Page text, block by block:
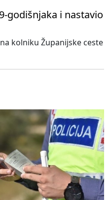
godišnjaka i nastavio
kolniku Županijske ceste